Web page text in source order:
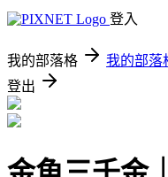
登入
我的部落格 我的部落
登出